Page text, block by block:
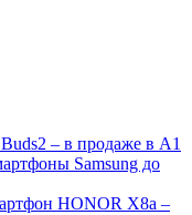
– в продаже в А1
Samsung до
HONOR X8a –